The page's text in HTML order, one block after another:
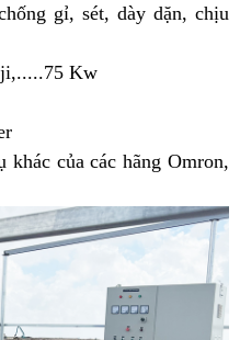
gỉ, sét, dày dặn, chịu
Kw
của các hãng Omron,